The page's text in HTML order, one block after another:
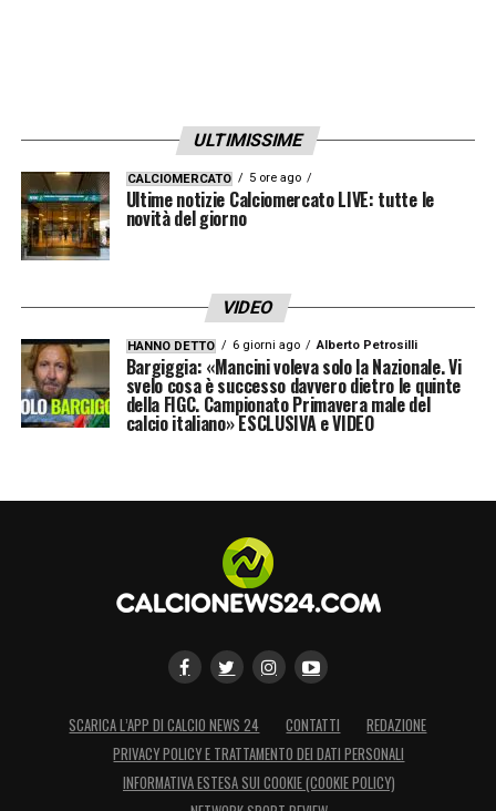
LA PLAYLIST DELLE NOSTRE TOP NEWS
ULTIMISSIME
CALCIOMERCATO 5 ore ago
Ultime notizie Calciomercato LIVE: tutte le
novità del giorno
VIDEO
HANNO DETTO 6 giorni ago Alberto Petrosilli
Bargiggia: «Mancini voleva solo la Nazionale. Vi
svelo cosa è successo davvero dietro le quinte
della FIGC. Campionato Primavera male del
calcio italiano» ESCLUSIVA e VIDEO
SCARICA L’APP DI CALCIO NEWS 24 CONTATTI
REDAZIONE
PRIVACY POLICY E TRATTAMENTO DEI DATI PERSONALI
INFORMATIVA ESTESA SUI COOKIE (COOKIE POLICY)